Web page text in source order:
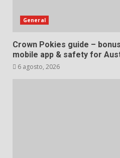
General
Crown Pokies guide –
mobile app & safety for
6 agosto, 2026